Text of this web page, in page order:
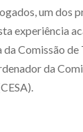
um dos
experiência
Comissão
da